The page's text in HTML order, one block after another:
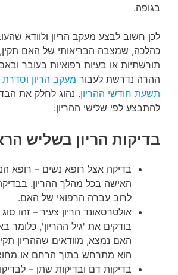
בגופה.
לכן חשוב לבצע מעקב הריון ולוודא
כהלכה, שמצבה הבריאותי של האם
תורשתיות או בעיות רפואיות בעובר
ההרה נדרשת לעבור מעקב הריון
תשעת חודשי ההריון. נהוג לחלק את
להתבצע לפי שלישי ההריון:
בדיקות הריון בשליש
בדיקה אצל רופא נשים – רופא
האישה בכל מהלך ההריון.
לרוב עברה הרפואי של האם.
אולטרסאונד הריון צעיר – זהו סוג
בודקים את 'גיל ההריון', כלומר
האם נמצא, מוודאים שההריון
הוא מתרחש בתוך הרחם או
בדיקות דם ובדיקות שתן –